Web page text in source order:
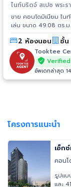
ไนท์บริดจ์ สเปซ พระร
ขาย คอนโดมิเนียม ไน
เล่น ขนาด 49.08 ตร.ม.
ใกล้เคียง - ฟอร์จูนทา
รร.บางกอกทวิวิทย์ - รพ.พร
ถ.ดินแดง - ถ.พระราม
รถไฟฟ้า - MRT สาย
2 ห้องนอน ชั้น
Tooktee
Verified
อัพเดทล่าสุด
โครงการแนะนำ
เอ็ก
คอนโ
รูปแบ
และ